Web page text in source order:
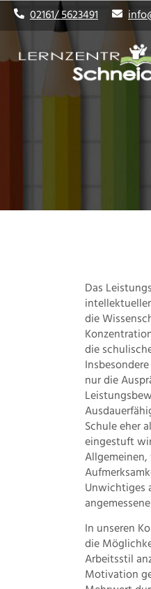
02161/ 5623491
Das
die
die
nur die
Schule eher
eingestuft
Unwichtiges
In unseren
die
Arbeitsstil
Motivation